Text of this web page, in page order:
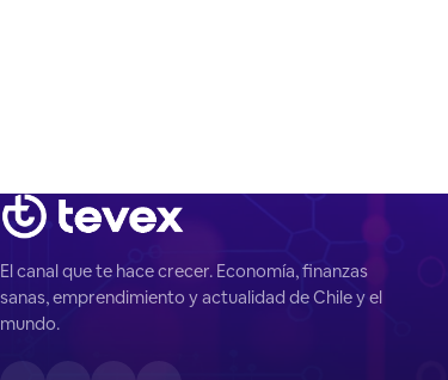
El canal que te hace crecer. Economía, finanzas
sanas, emprendimiento y actualidad de Chile y el
mundo.